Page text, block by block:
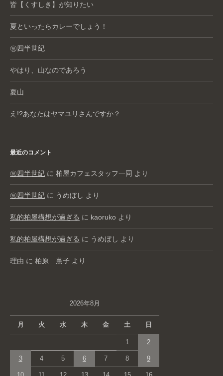
皆【くすしき】が知りたい
夏といったらカレーでしょう！
㊗️四半世紀
やはり、山なのであろう
夏山
え!?あなたはヤマユリさんですか？
最近のコメント
㊗️四半世紀 に 柏屋カフェスタッフ一同 より
㊗️四半世紀 に うめぼし より
私的柏屋構想が過ぎる に kaoruko より
私的柏屋構想が過ぎる に うめぼし より
理由 に 柏原 薫子 より
2026年8月
月 火 水 木 金 土 日
1 2
3 4 5 6 7 8 9